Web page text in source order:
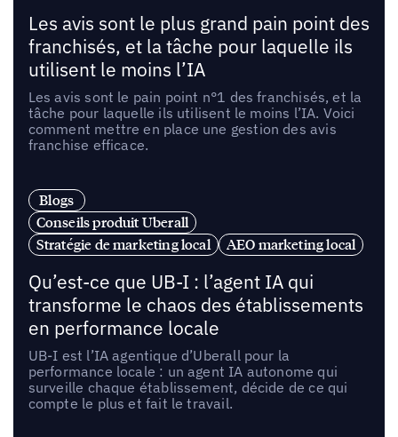
Les avis sont le plus grand pain point des
franchisés, et la tâche pour laquelle ils
utilisent le moins l’IA
Les avis sont le pain point n°1 des franchisés, et la
tâche pour laquelle ils utilisent le moins l’IA. Voici
comment mettre en place une gestion des avis
franchise efficace.
Blogs
Conseils produit Uberall
Stratégie de marketing local
AEO marketing local
Qu’est-ce que UB-I : l’agent IA qui
transforme le chaos des établissements
en performance locale
UB-I est l’IA agentique d’Uberall pour la
performance locale : un agent IA autonome qui
surveille chaque établissement, décide de ce qui
compte le plus et fait le travail.